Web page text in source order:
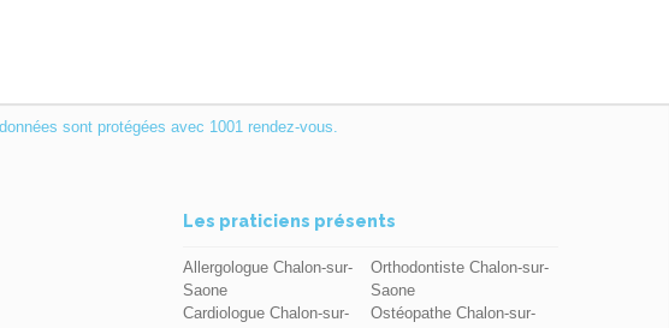
sont protégées avec 1001 rendez-vous.
Les praticiens présents
Allergologue Chalon-sur-
Saone
Cardiologue Chalon-sur-
Orthodontiste Chalon-sur-
Saone
Ostéopathe Chalon-sur-